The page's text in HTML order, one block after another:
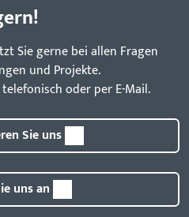
Sie gerne bei allen Fragen
und Projekte.
oder per E-Mail.
Sie uns
uns an